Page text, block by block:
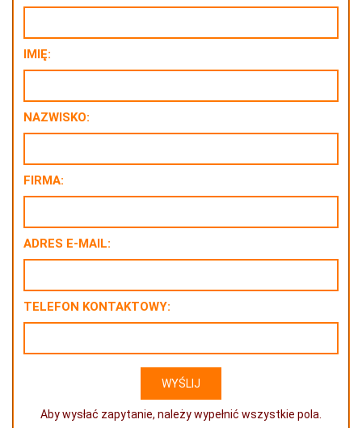
IMIĘ:
NAZWISKO:
FIRMA:
ADRES E-MAIL:
TELEFON KONTAKTOWY:
Aby wysłać zapytanie, należy wypełnić wszystkie pola.